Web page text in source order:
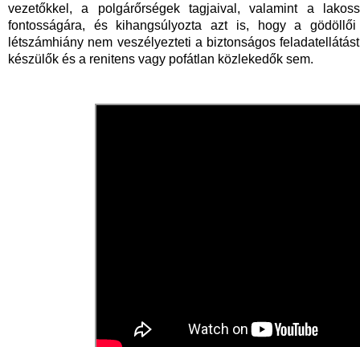
vezetőkkel, a polgárőrségek tagjaival, valamint a
fontosságára, és kihangsúlyozta azt is, hogy a
létszámhiány nem veszélyezteti a biztonságos
készülők és a renitens vagy pofátlan közlekedők sem.